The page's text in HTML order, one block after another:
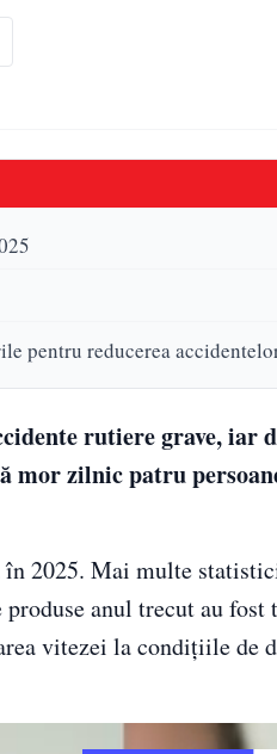
pentru reducerea
rutiere grave, iar
mor zilnic patru
2025. Mai multe
anul trecut au fost
vitezei la condițiile de